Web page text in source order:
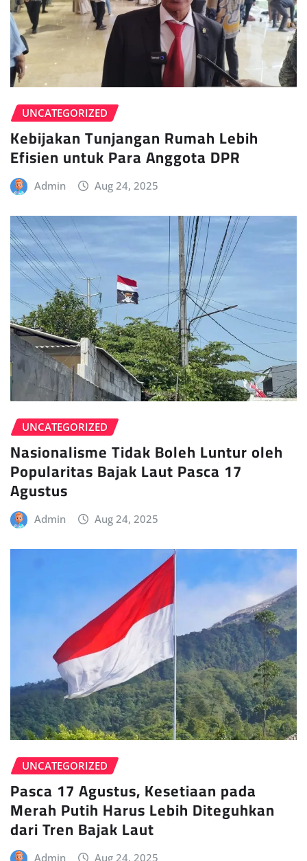
UNCATEGORIZED
Kebijakan Tunjangan Rumah Lebih
Efisien untuk Para Anggota DPR
Admin Aug 24, 2025
UNCATEGORIZED
Nasionalisme Tidak Boleh Luntur oleh
Popularitas Bajak Laut Pasca 17
Agustus
Admin Aug 24, 2025
UNCATEGORIZED
Pasca 17 Agustus, Kesetiaan pada
Merah Putih Harus Lebih Diteguhkan
dari Tren Bajak Laut
Admin Aug 24, 2025